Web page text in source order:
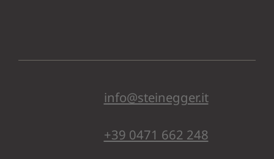
info@steinegger.it
+39 0471 662 248